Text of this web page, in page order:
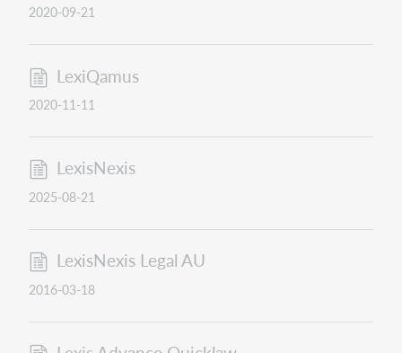
2020-09-21
LexiQamus
2020-11-11
LexisNexis
2025-08-21
LexisNexis Legal AU
2016-03-18